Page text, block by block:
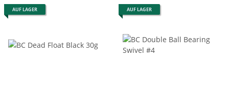
AUF LAGER AUF LAGER